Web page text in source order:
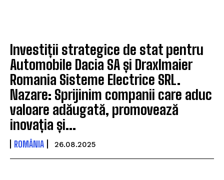
Investiții strategice de stat pentru
Automobile Dacia SA și Draxlmaier
Romania Sisteme Electrice SRL.
Nazare: Sprijinim companii care aduc
valoare adăugată, promovează
inovația și...
ROMÂNIA 26.08.2025